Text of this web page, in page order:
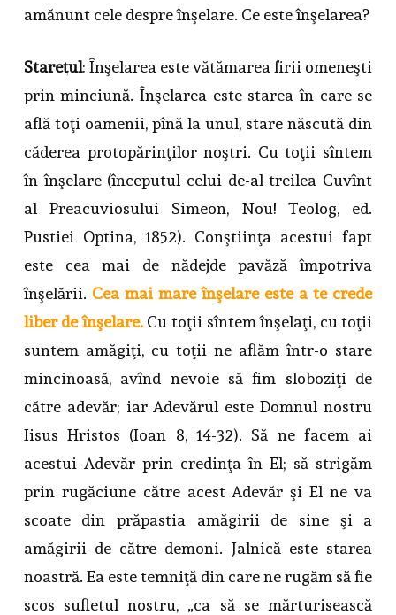
amănunt cele despre înşelare. Ce este înşelarea?
Stareţul: Înşelarea este vătămarea firii omeneşti
prin minciună. Înşelarea este starea în care se
află toţi oamenii, pînă la unul, stare născută din
căderea protopărinţilor noştri. Cu toţii sîntem
în înşelare (începutul celui de-al treilea Cuvînt
al Preacuviosului Simeon, Nou! Teolog, ed.
Pustiei Optina, 1852). Conştiinţa acestui fapt
este cea mai de nădejde pavăză împotriva
înşelării. Cea mai mare înşelare este a te crede
liber de înşelare. Cu toţii sîntem înşelaţi, cu toţii
suntem amăgiţi, cu toţii ne aflăm într-o stare
mincinoasă, avînd nevoie să fim sloboziţi de
către adevăr; iar Adevărul este Domnul nostru
Iisus Hristos (Ioan 8, 14-32). Să ne facem ai
acestui Adevăr prin credinţa în El; să strigăm
prin rugăciune către acest Adevăr şi El ne va
scoate din prăpastia amăgirii de sine şi a
amăgirii de către demoni. Jalnică este starea
noastră. Ea este temniţă din care ne rugăm să fie
scos sufletul nostru, „ca să se mărturisească